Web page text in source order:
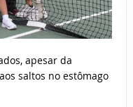
apesar da
saltos no estômago